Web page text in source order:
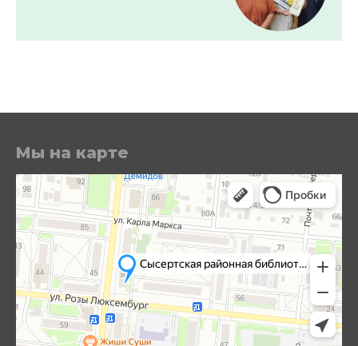
Мы на карте